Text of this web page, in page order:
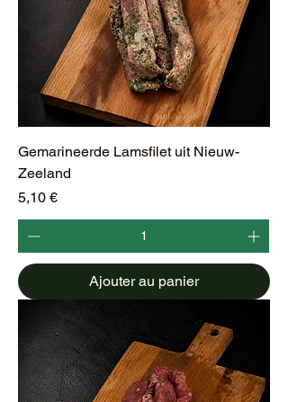
Gemarineerde Lamsfilet uit Nieuw-
Zeeland
Prix
5,10 €
Ajouter au panier